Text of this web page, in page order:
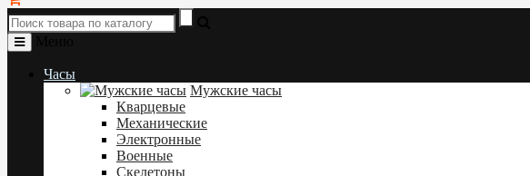
Часы
Мужские часы
Кварцевые
Механические
Электронные
Военные
Скелетоны